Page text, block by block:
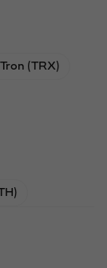
Tron (TRX)